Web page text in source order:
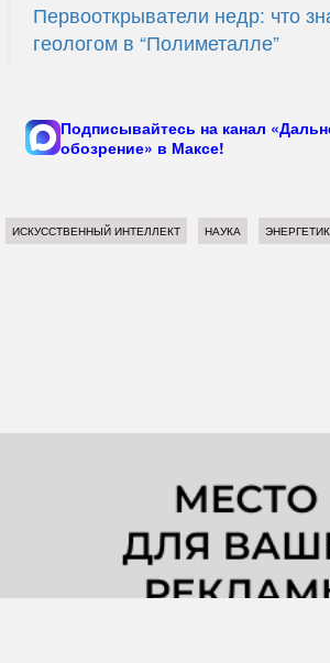
Первооткрыватели недр: что
геологом в “Полиметалле”
Подписывайтесь на канал
обозрение» в Максе!
ИСКУССТВЕННЫЙ ИНТЕЛЛЕКТ НАУКА